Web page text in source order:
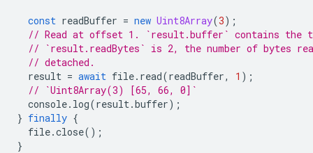
const readBuffer = new Uint8Array(3);
// Read at offset 1. `result.buffer` contains the
// `result.readBytes` is 2, the number of bytes
// detached.
result = await file. read(readBuffer, 1 );
// `Uint8Array(3) [65, 66, 0]`
console. log(result.buffer);
} finally {
file.close();
}